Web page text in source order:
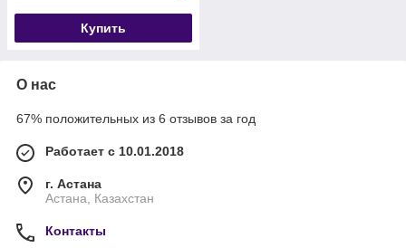
Купить
О нас
67% положительных из 6 отзывов за год
Работает с 10.01.2018
г. Астана
Астана, Казахстан
Контакты